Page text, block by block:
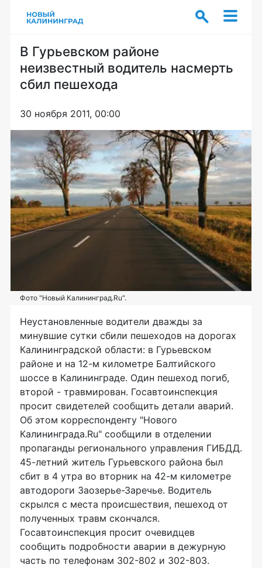
В Гурьевском районе
неизвестный водитель насмерть
сбил пешехода
30 ноября 2011, 00:00
Фото "Новый Калининград.Ru".
Неустановленные водители дважды за
минувшие сутки сбили пешеходов на дорогах
Калининградской области: в Гурьевском
районе и на 12-м километре Балтийского
шоссе в Калининграде. Один пешеход погиб,
второй - травмирован. Госавтоинспекция
просит свидетелей сообщить детали аварий.
Об этом корреспонденту "Нового
Калининграда.Ru" сообщили в отделении
пропаганды регионального управления ГИБДД.
45-летний житель Гурьевского района был
сбит в 4 утра во вторник на 42-м километре
автодороги Заозерье-Заречье. Водитель
скрылся с места происшествия, пешеход от
полученных травм скончался.
Госавтоинспекция просит очевидцев
сообщить подробности аварии в дежурную
часть по телефонам 302-802 и 302-803.